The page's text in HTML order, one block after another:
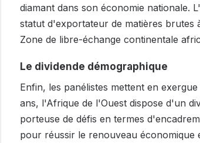
diamant dans son économie
statut d'exportateur de matières
Zone de libre-échange continentale
Le dividende démographique
Enfin, les panélistes mettent en
ans, l'Afrique de l'Ouest dispose d'un
porteuse de défis en termes
pour réussir le renouveau